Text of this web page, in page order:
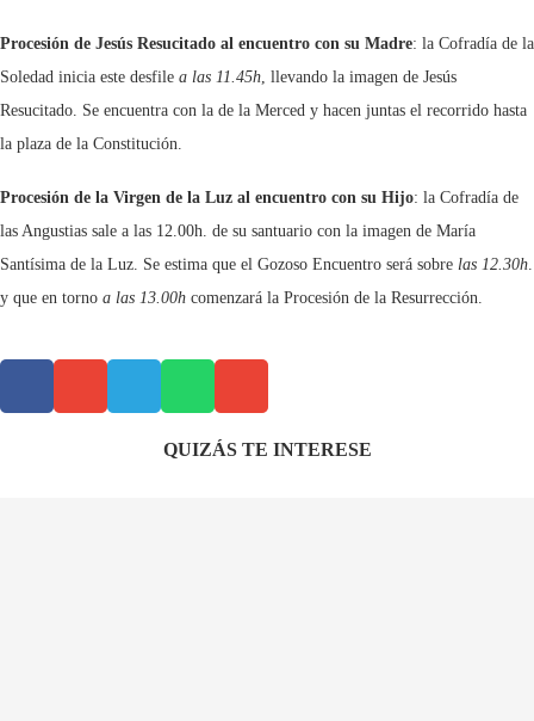
Procesión de Jesús Resucitado al encuentro con su Madre: la Cofradía de la
Soledad inicia este desfile a las 11.45h , llevando la imagen de Jesús
Resucitado. Se encuentra con la de la Merced y hacen juntas el recorrido hasta
la plaza de la Constitución.
Procesión de la Virgen de la Luz al encuentro con su Hijo: la Cofradía de
las Angustias sale a las 12.00h. de su santuario con la imagen de María
Santísima de la Luz. Se estima que el Gozoso Encuentro será sobre las 12.30h
y que en torno a las 13.00h comenzará la Procesión de la Resurrección.
QUIZÁS TE INTERESE